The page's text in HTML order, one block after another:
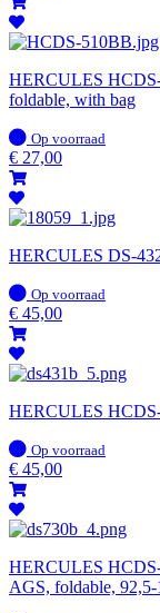
HERCULES
foldable, with bag
Op
voorraad
Op voorraad
€ 27,00
HERCULES DS-
Op
voorraad
Op voorraad
€ 45,00
HERCULES
Op
voorraad
Op voorraad
€ 45,00
HERCULES
AGS, foldable, 92,5-